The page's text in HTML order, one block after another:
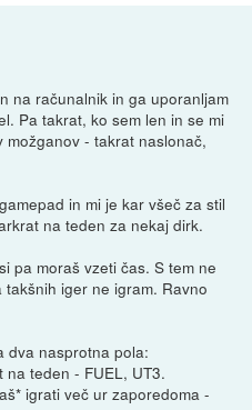
na računalnik in ga uporanljam
Pa takrat, ko sem len in se mi
- takrat naslonač,
in mi je kar všeč za stil
na teden za nekaj dirk.
pa moraš vzeti čas. S tem ne
iger ne igram. Ravno
dva nasprotna pola:
teden - FUEL, UT3.
igrati več ur zaporedoma -